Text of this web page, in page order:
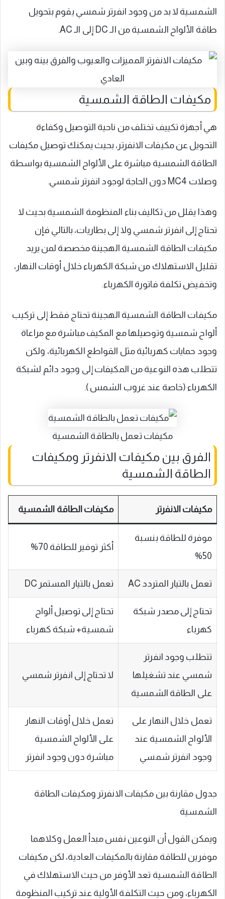
الشمسية لا بد من وجود انفرتر شمسي يقوم بتحويل
طاقة الألواح الشمسية من الـ DC إلى الـ AC.
مكيفات الطاقة الشمسية
هي أجهزة تكييف تختلف من ناحية التوصيل وكفاءة
التحويل عن مكيفات الانفرتر، بحيث يمكنك توصيل مكيفات
الطاقة الشمسية مباشرة على الألواح الشمسية بواسطة
وصلات MC4 دون الحاجة لوجود انفرتر شمسي.
وهذا يقلل من تكاليف بناء المنظومة الشمسية بحيث لا
تحتاج إلى انفرتر شمسي ولا إلى بطاريات، بالتالي فإن
مكيفات الطاقة الشمسية الهجينة مخصصة لمن يريد
تقليل الاستهلاك من شبكة الكهرباء خلال أوقات النهار،
وتخفيض تكلفة فاتورة الكهرباء.
مكيفات الطاقة الشمسية الهجينة تحتاج فقط إلى تركيب
ألواح شمسية وتوصيلها مع المكيف مباشرة مع مراعاة
وجود حمايات كهربائية مثل القواطع الكهربائية، ولكن
تتطلب هذه النوعية من المكيفات إلى وجود دائم لشبكة
الكهرباء (خاصة عند غروب الشمس ).
مكيفات تعمل بالطاقة الشمسية
الفرق بين مكيفات الانفرتر ومكيفات
الطاقة الشمسية
مكيفات الانفرتر مكيفات الطاقة الشمسية
موفرة للطاقة بنسبة
50%
أكثر توفير للطاقة 70%
تعمل بالتيار المتردد AC تعمل بالتيار المستمر DC
تحتاج إلى مصدر شبكة
كهرباء
تحتاج إلى توصيل ألواح
شمسية+ شبكة كهرباء
تتطلب وجود انفرتر
شمسي عند تشغيلها
على الطاقة الشمسية
لا تحتاج إلى انفرتر شمسي
تعمل خلال النهار على
الألواح الشمسية عند
وجود انفرتر شمسي
تعمل خلال أوقات النهار
على الألواح الشمسية
مباشرة دون وجود انفرتر
جدول مقارنة بين مكيفات الانفرتر ومكيفات الطاقة
الشمسية
ويمكن القول أن النوعين نفس مبدأ العمل وكلاهما
موفرين للطاقة مقارنة بالمكيفات العادية، لكن مكيفات
الطاقة الشمسية تعد الأوفر من حيث الاستهلاك في
الكهرباء، ومن حيث التكلفة الأولية عند تركيب المنظومة